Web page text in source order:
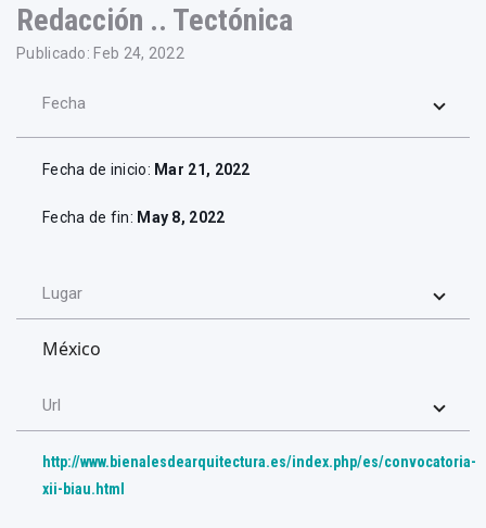
Redacción .. Tectónica
Publicado: Feb 24, 2022
Fecha
Fecha de inicio: Mar 21, 2022
Fecha de fin: May 8, 2022
Lugar
México
Url
http://www.bienalesdearquitectura.es/index.php/es/convocatoria-
xii-biau.html